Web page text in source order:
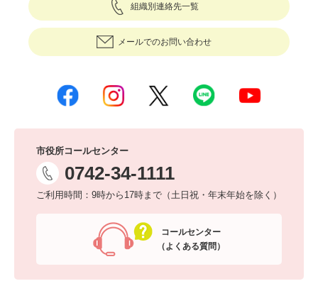
組織別連絡先一覧
メールでのお問い合わせ
市役所コールセンター
0742-34-1111
ご利用時間：9時から17時まで（土日祝・年末年始を除く）
コールセンター
（よくある質問）